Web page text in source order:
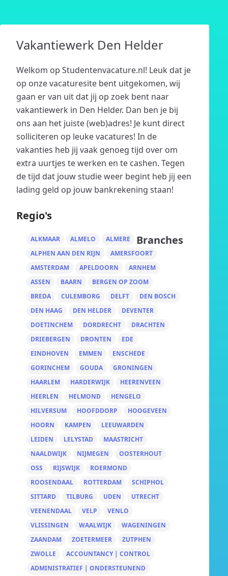
Vakantiewerk Den Helder
Welkom op Studentenvacature.nl! Leuk dat je
op onze vacaturesite bent uitgekomen, wij
gaan er van uit dat jij op zoek bent naar
vakantiewerk in Den Helder. Dan ben je bij
ons aan het juiste (web)adres! Je kunt direct
solliciteren op leuke vacatures! In de
vakanties heb jij vaak genoeg tijd over om
extra uurtjes te werken en te cashen. Tegen
de tijd dat jouw studie weer begint heb jij een
lading geld op jouw bankrekening staan!
Regio's
ALKMAAR ALMELO
ALMERE
ALPHEN AAN DEN RIJN
AMERSFOORT
AMSTERDAM
APELDOORN
ARNHEM
ASSEN
BAARN
BERGEN OP ZOOM
BREDA
CULEMBORG DELFT
DEN BOSCH
DEN HAAG
DEN HELDER
DEVENTER
DOETINCHEM
DORDRECHT
DRACHTEN
DRIEBERGEN
DRONTEN
EDE
EINDHOVEN
EMMEN
ENSCHEDE
GORINCHEM
GOUDA
GRONINGEN
HAARLEM
HARDERWIJK
HEERENVEEN
HEERLEN
HELMOND
HENGELO
HILVERSUM
HOOFDDORP
HOOGEVEEN
HOORN
KAMPEN
LEEUWARDEN
LEIDEN
LELYSTAD
MAASTRICHT
NAALDWIJK
NIJMEGEN
OOSTERHOUT
OSS
RIJSWIJK
ROERMOND
ROOSENDAAL
ROTTERDAM
SCHIPHOL
SITTARD
TILBURG UDEN
UTRECHT
VEENENDAAL
VELP
VENLO
VLISSINGEN
WAALWIJK
WAGENINGEN
ZAANDAM
ZOETERMEER
ZUTPHEN
ZWOLLE
Branches
ACCOUNTANCY | CONTROL
ADMINISTRATIEF | ONDERSTEUNEND